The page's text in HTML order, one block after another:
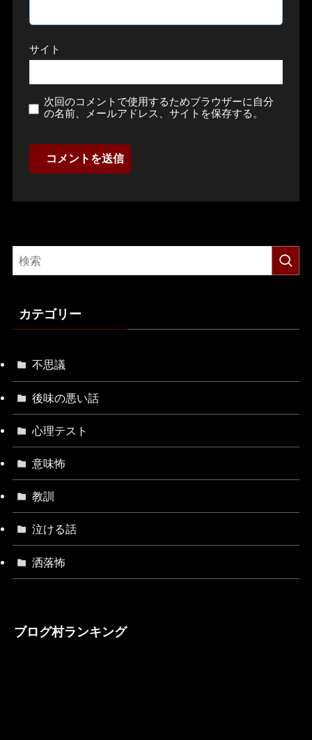
サイト
次回のコメントで使用するためブラウザーに自分
の名前、メールアドレス、サイトを保存する。
カテゴリー
不思議
後味の悪い話
心理テスト
意味怖
教訓
泣ける話
洒落怖
ブログ村ランキング